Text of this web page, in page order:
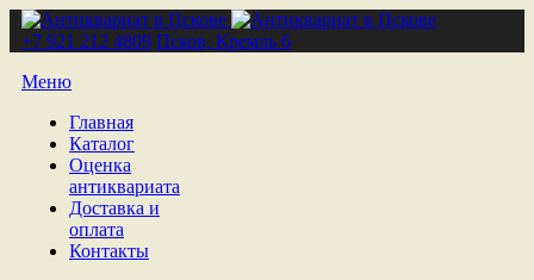
+7 921 212 4809 Псков, Кремль 6
Меню
Главная
Каталог
Оценка
антиквариата
Доставка и
оплата
Контакты